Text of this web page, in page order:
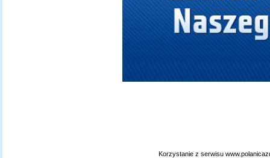
Korzystanie z serwisu